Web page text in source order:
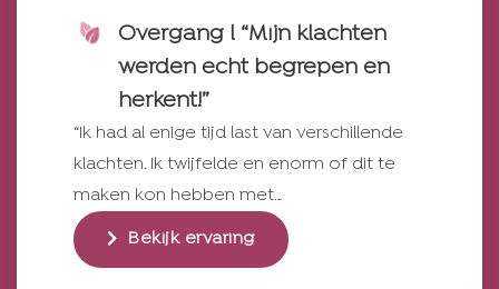
Overgang l “Mijn klachten
werden echt begrepen en
herkent!”
“Ik had al enige tijd last van verschillende
klachten. Ik twijfelde en enorm of dit te
maken kon hebben met…
Bekijk ervaring